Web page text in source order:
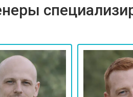
замена датчика
ТЭН стиральной машины
блока управления